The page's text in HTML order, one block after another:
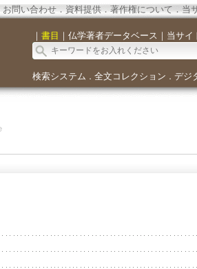
お問い合わせ． 資料提供．著作権について．当
｜ 書目 ｜ 仏学著者データベース ｜ 当サイ
検索システム ． 全文コレクション ． デジ